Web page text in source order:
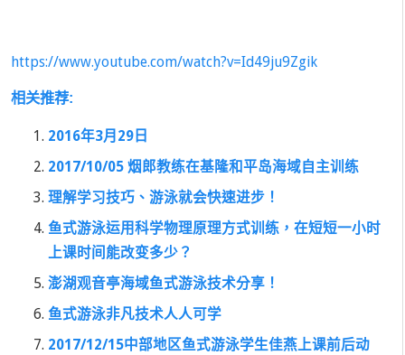
https://www.youtube.com/watch?v=Id49ju9Zgik
相关推荐:
2016年3月29日
2017/10/05 烟郎教练在基隆和平岛海域自主训练
理解学习技巧、游泳就会快速进步！
鱼式游泳运用科学物理原理方式训练，在短短一小时
上课时间能改变多少？
澎湖观音亭海域鱼式游泳技术分享！
鱼式游泳非凡技术人人可学
2017/12/15中部地区鱼式游泳学生佳燕上课前后动